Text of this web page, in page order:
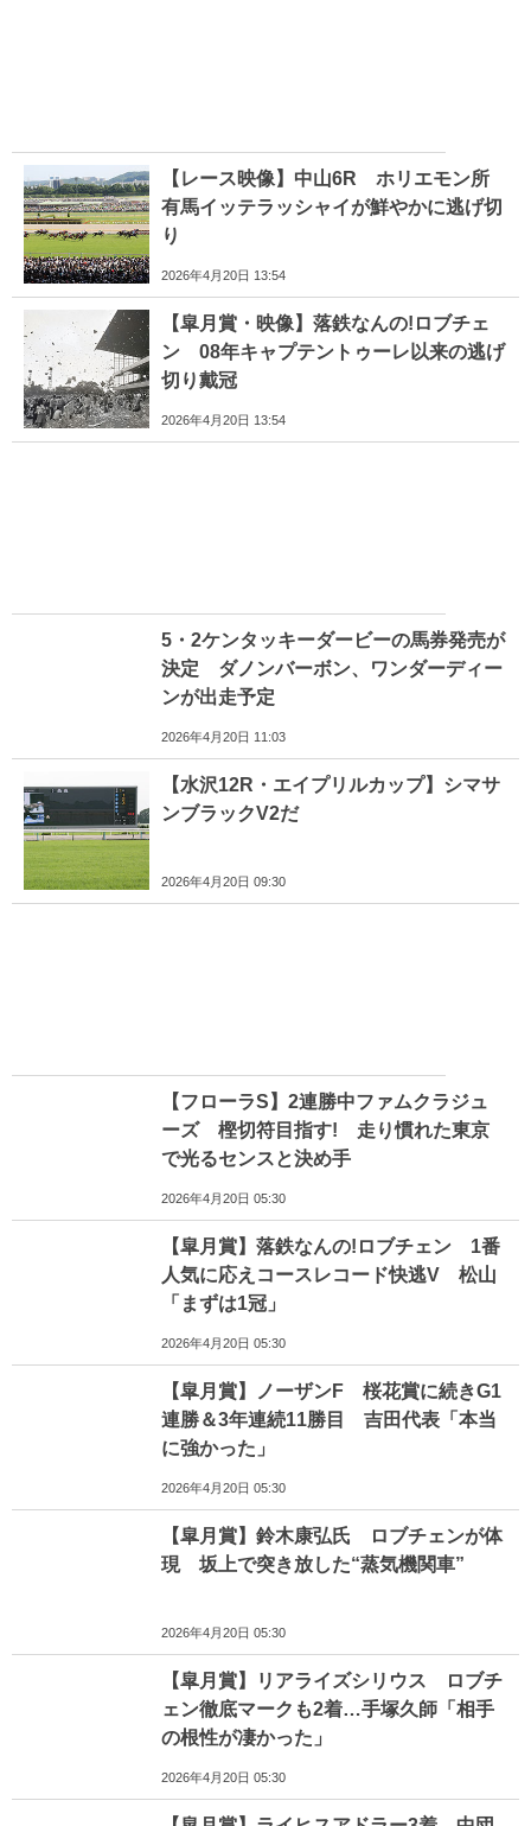
【レース映像】中山6R ホリエモン所
有馬イッテラッシャイが鮮やかに逃げ切
り
2026年4月20日 13:54
【皐月賞・映像】落鉄なんの!ロブチェ
ン 08年キャプテントゥーレ以来の逃げ
切り戴冠
2026年4月20日 13:54
5・2ケンタッキーダービーの馬券発売が
決定 ダノンバーボン、ワンダーディー
ンが出走予定
2026年4月20日 11:03
【水沢12R・エイプリルカップ】シマサ
ンブラックV2だ
2026年4月20日 09:30
【フローラS】2連勝中ファムクラジュ
ーズ 樫切符目指す! 走り慣れた東京
で光るセンスと決め手
2026年4月20日 05:30
【皐月賞】落鉄なんの!ロブチェン 1番
人気に応えコースレコード快逃V 松山
「まずは1冠」
2026年4月20日 05:30
【皐月賞】ノーザンF 桜花賞に続きG1
連勝＆3年連続11勝目 吉田代表「本当
に強かった」
2026年4月20日 05:30
【皐月賞】鈴木康弘氏 ロブチェンが体
現 坂上で突き放した“蒸気機関車”
2026年4月20日 05:30
【皐月賞】リアライズシリウス ロブチ
ェン徹底マークも2着…手塚久師「相手
の根性が凄かった」
2026年4月20日 05:30